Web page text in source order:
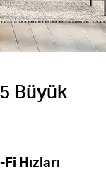
Büyük
Hızları